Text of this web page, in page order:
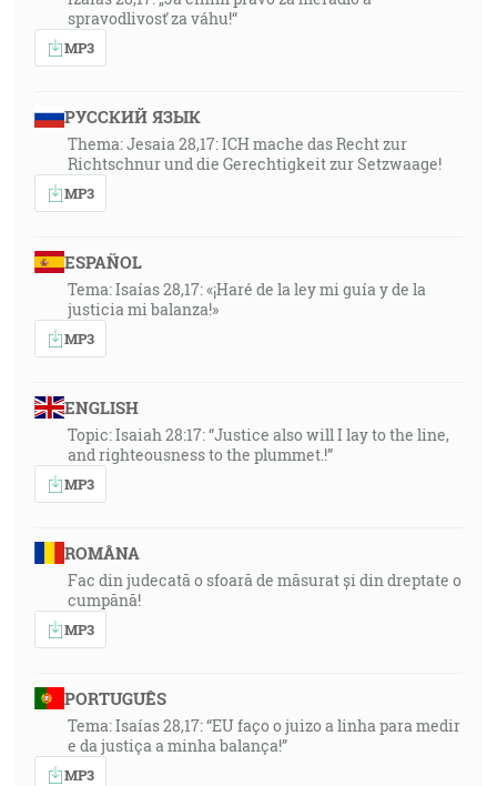
spravodlivosť za váhu!“
MP3
РУССКИЙ ЯЗЫК
Thema: Jesaia 28,17: ICH mache das Recht zur
Richtschnur und die Gerechtigkeit zur Setzwaage!
MP3
ESPAÑOL
Tema: Isaías 28,17: «¡Haré de la ley mi guía y de la
justicia mi balanza!»
MP3
ENGLISH
Topic: Isaiah 28:17: “Justice also will I lay to the line,
and righteousness to the plummet.!”
MP3
ROMÂNA
Fac din judecată o sfoară de măsurat și din dreptate o
cumpănă!
MP3
PORTUGUÊS
Tema: Isaías 28,17: “EU faço o juizo a linha para medir
e da justiça a minha balança!”
MP3